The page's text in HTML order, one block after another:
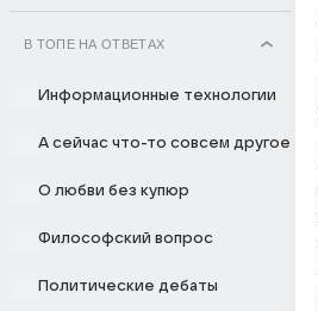
В ТОПЕ НА ОТВЕТАХ
Информационные технологии
А сейчас что-то совсем другое
О любви без купюр
Философский вопрос
Политические дебаты